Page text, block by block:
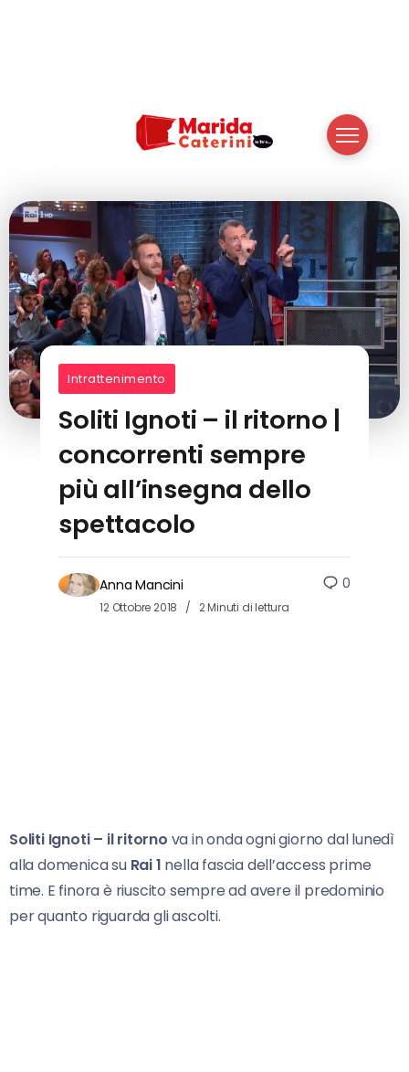
Intrattenimento
Soliti Ignoti – il ritorno |
concorrenti sempre
più all’insegna dello
spettacolo
Anna Mancini
12 Ottobre 2018 2 Minuti di lettura
0
Soliti Ignoti – il ritorno va in onda ogni giorno dal lunedì
alla domenica su Rai 1 nella fascia dell’access prime
time. E finora è riuscito sempre ad avere il predominio
per quanto riguarda gli ascolti.